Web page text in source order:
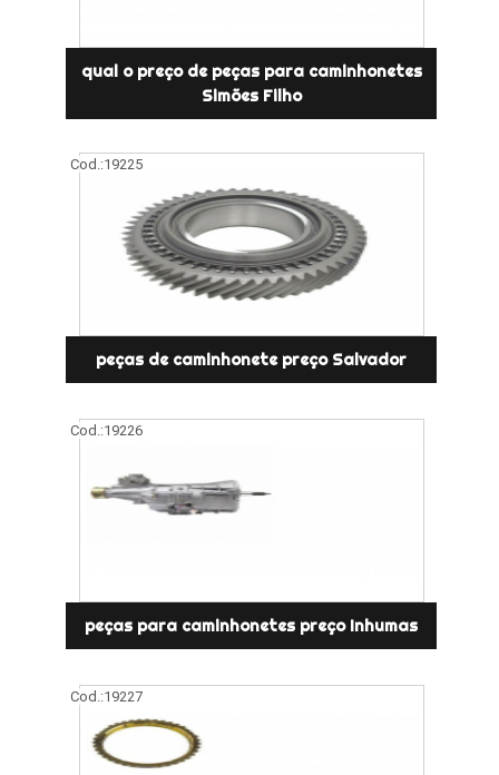
qual o preço de peças para caminhonetes
Simões Filho
Cod.:19225
peças de caminhonete preço Salvador
Cod.:19226
peças para caminhonetes preço Inhumas
Cod.:19227